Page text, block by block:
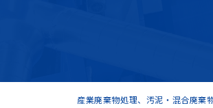
産業廃棄物処理、汚泥・混合廃棄